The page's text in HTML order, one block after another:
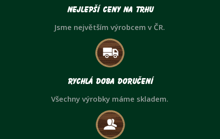
Nejlepší ceny na trhu
Jsme největším výrobcem v ČR.
Rychlá doba doručení
Všechny výrobky máme skladem.